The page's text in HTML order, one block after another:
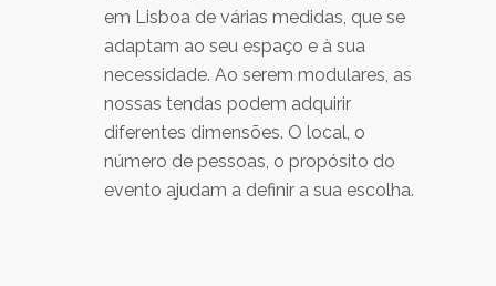
em Lisboa de várias medidas, que se
adaptam ao seu espaço e à sua
necessidade. Ao serem modulares, as
nossas tendas podem adquirir
diferentes dimensões. O local, o
número de pessoas, o propósito do
evento ajudam a definir a sua escolha.